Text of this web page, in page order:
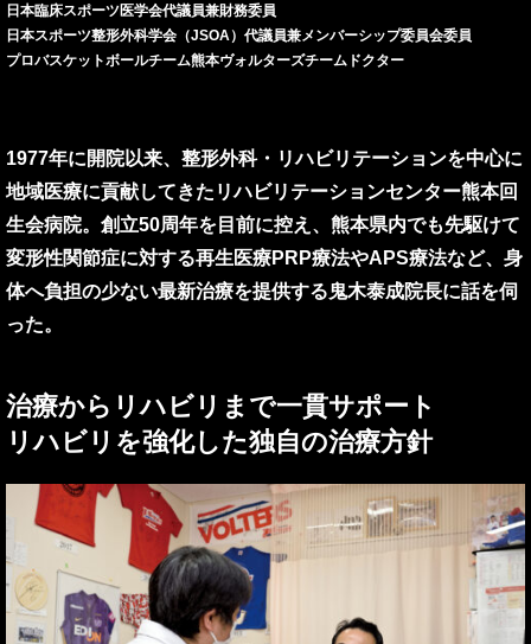
日本臨床スポーツ医学会代議員兼財務委員
日本スポーツ整形外科学会（JSOA）代議員兼メンバーシップ委員会委員
プロバスケットボールチーム熊本ヴォルターズチームドクター
1977年に開院以来、整形外科・リハビリテーションを中心に
地域医療に貢献してきたリハビリテーションセンター熊本回
生会病院。創立50周年を目前に控え、熊本県内でも先駆けて
変形性関節症に対する再生医療PRP療法やAPS療法など、身
体へ負担の少ない最新治療を提供する鬼木泰成院長に話を伺
った。
治療からリハビリまで一貫サポート
リハビリを強化した独自の治療方針